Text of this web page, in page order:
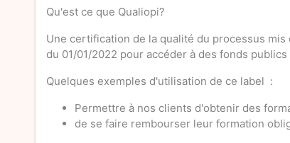
Qu'est ce que Qualiopi?
Une certification de la qualité du processus
du 01/01/2022 pour accéder à des fonds
Quelques exemples d'utilisation de ce label :
Permettre à nos clients d'obtenir des
de se faire rembourser leur formation